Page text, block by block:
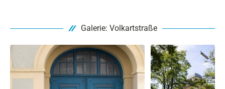
Galerie: Volkartstraße